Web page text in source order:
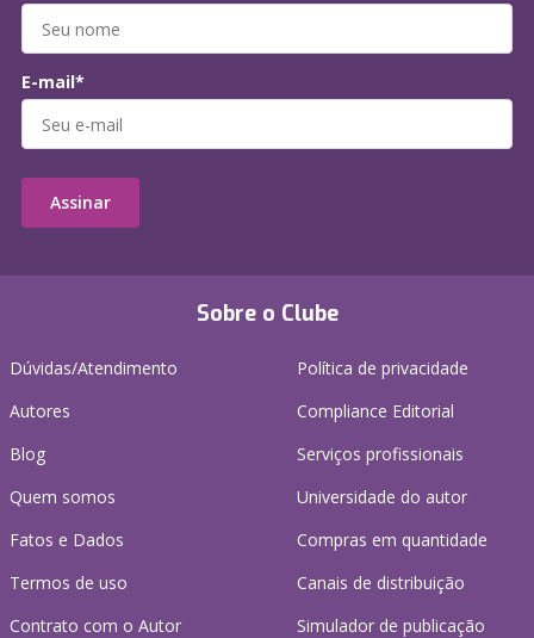
Sobre o Clube
Dúvidas/Atendimento
Autores
Blog
Quem somos
Fatos e Dados
Termos de uso
Contrato com o Autor
Política de privacidade
Compliance Editorial
Serviços profissionais
Universidade do autor
Compras em quantidade
Canais de distribuição
Simulador de publicação
E-mail*
Assinar